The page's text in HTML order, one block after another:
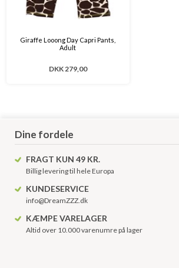
Giraffe Looong Day Capri Pants,
Adult
DKK 279,00
Dine fordele
FRAGT KUN 49 KR.
Billig levering til hele Europa
KUNDESERVICE
info@DreamZZZ.dk
KÆMPE VARELAGER
Altid over 10.000 varenumre på lager